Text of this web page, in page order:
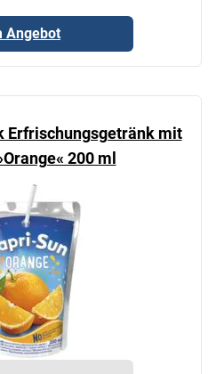
Angebot
Erfrischungsgetränk mit
200 ml